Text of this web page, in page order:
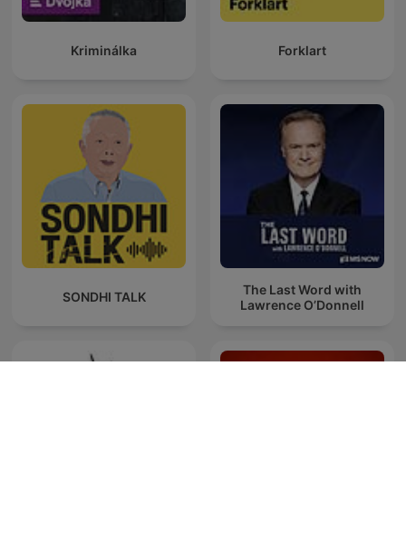
Kriminálka Forklart
SONDHI TALK
The Last Word with
Lawrence O’Donnell